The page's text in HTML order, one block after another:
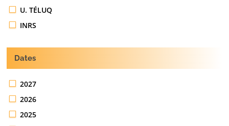
U. TÉLUQ
INRS
Dates
2027
2026
2025